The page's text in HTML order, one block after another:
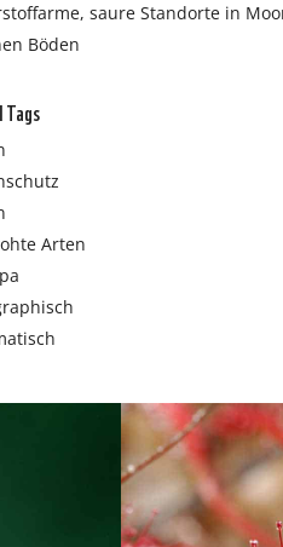
saure Standorte in
Böden
Tags
Arten